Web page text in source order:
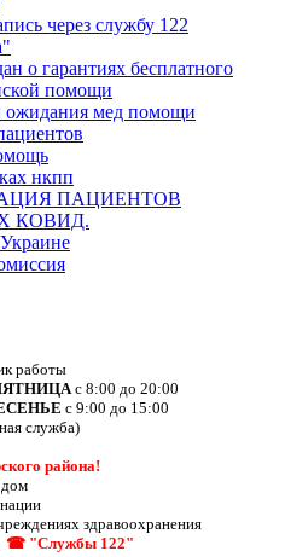
через службу 122
о гарантиях бесплатного
помощи
ожидания мед помощи
нкпп
ПАЦИЕНТОВ
КОВИД.
работы
с 8:00 до 20:00
с 9:00 до 15:00
служба)
района!
дом
здравоохранения
☎ "Службы 122"